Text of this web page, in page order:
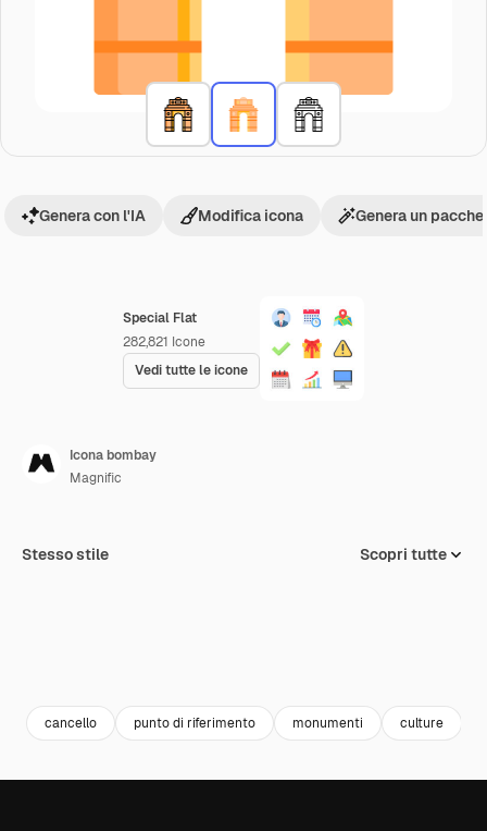
Special Flat
282,821 Icone
Vedi tutte le icone
Genera con l'IA Modifica icona Genera un
Icona bombay
Magnific
Stesso stile Scopri tutte
cancello punto di riferimento monumenti culture